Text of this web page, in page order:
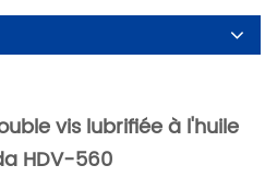
vis lubrifiée à l'huile
HDV-560